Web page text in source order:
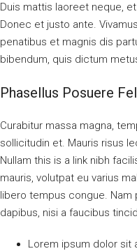
Duis mattis laoreet neque,
Donec et justo ante.
penatibus et magnis dis
bibendum, quis dictum
Phasellus Posuere
Curabitur massa magna,
sollicitudin et. Mauris risus
Nullam this is a link nibh
mauris, volutpat eu varius
libero tempus congue. Nam
dapibus, nisi a faucibus
Lorem ipsum dolor sit